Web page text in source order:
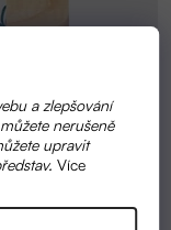
a zlepšování
nerušeně
upravit
Více